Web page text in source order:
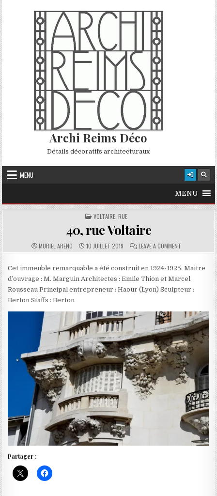
Skip to content
Archi Reims Déco
Détails décoratifs architecturaux
MENU
MENU
POSTED IN
VOLTAIRE, RUE
40, rue Voltaire
AUTHOR:
MURIEL ARENO PUBLISHED DATE:
10 JUILLET 2019 COMMENTS:
LEAVE A COMMENTON 40, RUE
Cet immeuble remarquable a été construit en 1924-1925. Maitre
d’ouvrage : M. Marguin Architectes : Emile Thion et Marcel
Rousseau Principal entrepreneur : Haour (Lyon) Sculpteur :
Berton Staffs : Berton
Partager :